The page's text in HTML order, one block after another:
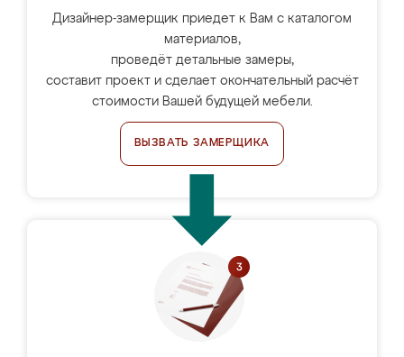
Дизайнер-замерщик приедет к Вам с каталогом
материалов,
проведёт детальные замеры,
составит проект и сделает окончательный расчёт
стоимости Вашей будущей мебели.
ВЫЗВАТЬ ЗАМЕРЩИКА